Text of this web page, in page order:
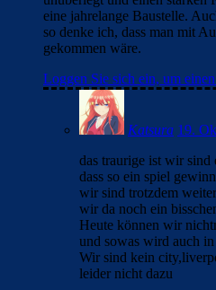
eine jahrelange Baustelle.
so denke ich, dass man mit
gekommen wäre.
Loggen Sie sich ein, um
Katsura 19.
das traurige ist wir sind
dass so ein spiel
wir sind trotzdem
wir da noch ein
Heute können wir
und sowas wird auch
Wir sind kein
leider nicht dazu